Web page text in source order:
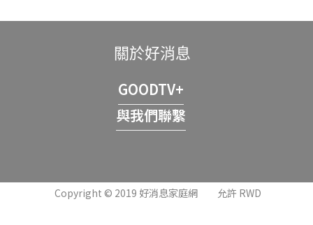
關於好消息
GOODTV+
與我們聯繫
Copyright © 2019 好消息家庭網 允許 RWD